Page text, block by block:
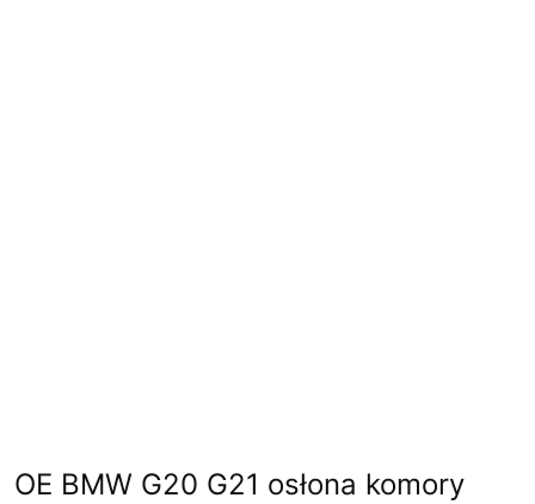
OE BMW G20 G21 osłona komory